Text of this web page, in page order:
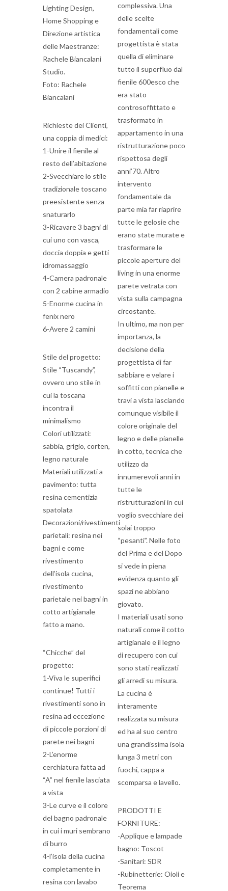
Lighting Design,
Home Shopping e
Direzione artistica
delle Maestranze:
Rachele Biancalani
Studio.
Foto: Rachele
Biancalani
Richieste dei Clienti,
una coppia di medici:
1-Unire il fienile al
resto dell’abitazione
2-Svecchiare lo stile
tradizionale toscano
preesistente senza
snaturarlo
3-Ricavare 3 bagni di
cui uno con vasca,
doccia doppia e getti
idromassaggio
4-Camera padronale
con 2 cabine armadio
5-Enorme cucina in
fenix nero
6-Avere 2 camini
Stile del progetto:
Stile “Tuscandy”,
ovvero uno stile in
cui la toscana
incontra il
minimalismo
Colori utilizzati:
sabbia, grigio, corten,
legno naturale
Materiali utilizzati a
pavimento: tutta
resina cementizia
spatolata
Decorazioni/rivestimenti
parietali: resina nei
bagni e come
rivestimento
dell’isola cucina,
rivestimento
parietale nei bagni in
cotto artigianale
fatto a mano.
“Chicche” del
progetto:
1-Viva le superifici
continue! Tutti i
rivestimenti sono in
resina ad eccezione
di piccole porzioni di
parete nei bagni
2-L’enorme
cerchiatura fatta ad
“A” nel fienile lasciata
a vista
3-Le curve e il colore
del bagno padronale
in cui i muri sembrano
di burro
4-l’isola della cucina
completamente in
resina con lavabo
complessiva. Una
delle scelte
fondamentali come
progettista è stata
quella di eliminare
tutto il superfluo dal
fienile 600esco che
era stato
controsoffittato e
trasformato in
appartamento in una
ristrutturazione poco
rispettosa degli
anni’70. Altro
intervento
fondamentale da
parte mia far riaprire
tutte le gelosie che
erano state murate e
trasformare le
piccole aperture del
living in una enorme
parete vetrata con
vista sulla campagna
circostante.
In ultimo, ma non per
importanza, la
decisione della
progettista di far
sabbiare e velare i
soffitti con pianelle e
travi a vista lasciando
comunque visibile il
colore originale del
legno e delle pianelle
in cotto, tecnica che
utilizzo da
innumerevoli anni in
tutte le
ristrutturazioni in cui
voglio svecchiare dei
solai troppo
“pesanti”. Nelle foto
del Prima e del Dopo
si vede in piena
evidenza quanto gli
spazi ne abbiano
giovato.
I materiali usati sono
naturali come il cotto
artigianale e il legno
di recupero con cui
sono stati realizzati
gli arredi su misura.
La cucina è
interamente
realizzata su misura
ed ha al suo centro
una grandissima isola
lunga 3 metri con
fuochi, cappa a
scomparsa e lavello.
PRODOTTI E
FORNITURE:
-Applique e lampade
bagno: Toscot
-Sanitari: SDR
-Rubinetterie: Oioli e
Teorema